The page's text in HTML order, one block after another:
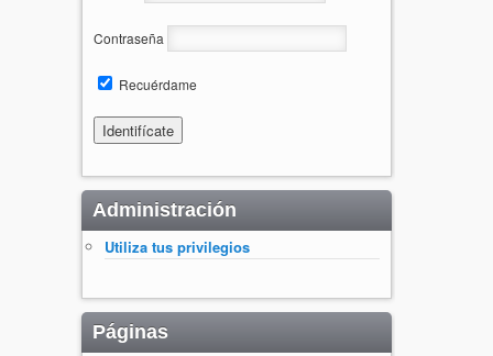
Contraseña
Recuérdame
Administración
Utiliza tus privilegios
Páginas